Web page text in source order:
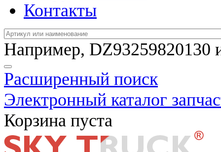
Контакты
Например, DZ93259820130
Расширенный поиск
Электронный каталог
Корзина пуста